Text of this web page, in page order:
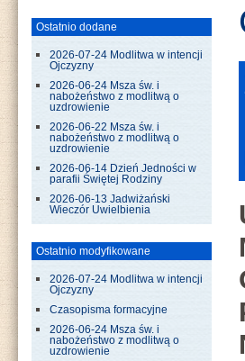
Ostatnio dodane
2026-07-24 Modlitwa w intencji
Ojczyzny
2026-06-24 Msza św. i
nabożeństwo z modlitwą o
uzdrowienie
2026-06-22 Msza św. i
nabożeństwo z modlitwą o
uzdrowienie
2026-06-14 Dzień Jedności w
parafii Świętej Rodziny
2026-06-13 Jadwiżański
Wieczór Uwielbienia
Ostatnio modyfikowane
2026-07-24 Modlitwa w intencji
Ojczyzny
Czasopisma formacyjne
2026-06-24 Msza św. i
nabożeństwo z modlitwą o
uzdrowienie